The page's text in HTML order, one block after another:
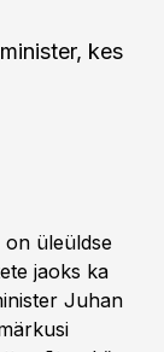
kes
üleüldse
jaoks ka
Juhan